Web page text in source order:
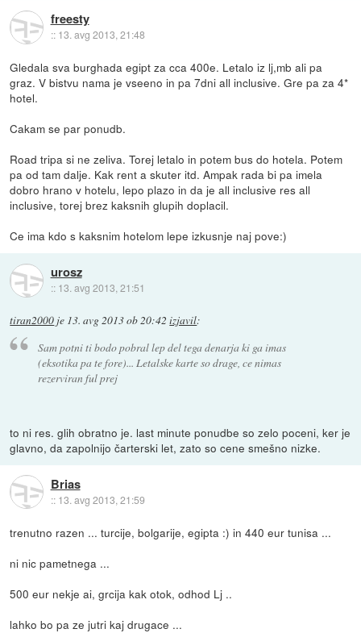
freesty
:: 13. avg 2013, 21:48
Gledala sva burghada egipt za cca 400e. Letalo iz lj,mb ali pa
graz. V bistvu nama je vseeno in pa 7dni all inclusive. Gre pa za 4*
hotel.
Cakam se par ponudb.
Road tripa si ne zeliva. Torej letalo in potem bus do hotela. Potem
pa od tam dalje. Kak rent a skuter itd. Ampak rada bi pa imela
dobro hrano v hotelu, lepo plazo in da je all inclusive res all
inclusive, torej brez kaksnih glupih doplacil.
Ce ima kdo s kaksnim hotelom lepe izkusnje naj pove:)
urosz
:: 13. avg 2013, 21:51
tiran2000 je 13. avg 2013 ob 20:42 izjavil:
Sam potni ti bodo pobral lep del tega denarja ki ga imas
(eksotika pa te fore)... Letalske karte so drage, ce nimas
rezerviran ful prej
to ni res. glih obratno je. last minute ponudbe so zelo poceni, ker je
glavno, da zapolnijo čarterski let, zato so cene smešno nizke.
Brias
:: 13. avg 2013, 21:59
trenutno razen ... turcije, bolgarije, egipta :) in 440 eur tunisa ...
ni nic pametnega ...
500 eur nekje ai, grcija kak otok, odhod Lj ..
lahko bo pa ze jutri kaj drugace ...